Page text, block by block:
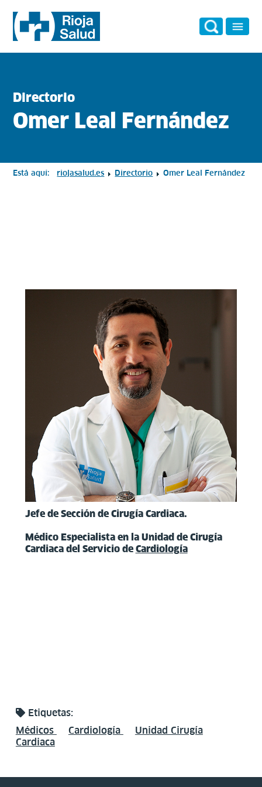
Directorio
Omer Leal Fernández
Está aquí: riojasalud.es Directorio Omer Leal Fernández
Jefe de Sección de Cirugía Cardiaca.
Médico Especialista en la Unidad de Cirugía
Cardiaca del Servicio de Cardiología
Etiquetas:
Médicos
Cardiología
Unidad Cirugía
Cardiaca